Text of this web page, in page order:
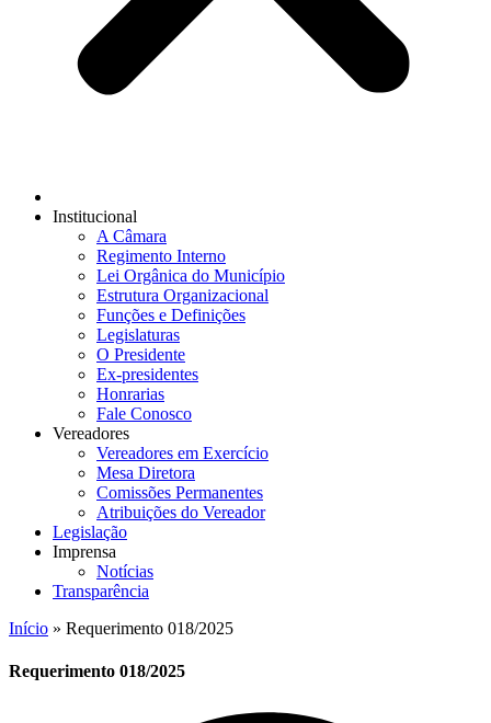
Institucional
A Câmara
Regimento Interno
Lei Orgânica do Município
Estrutura Organizacional
Funções e Definições
Legislaturas
O Presidente
Ex-presidentes
Honrarias
Fale Conosco
Vereadores
Vereadores em Exercício
Mesa Diretora
Comissões Permanentes
Atribuições do Vereador
Legislação
Imprensa
Notícias
Transparência
Início » Requerimento 018/2025
Requerimento 018/2025